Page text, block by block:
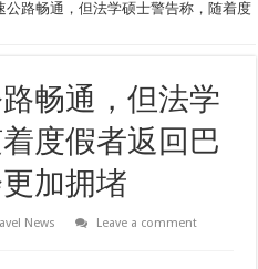
公路畅通，但法学硕士警告称，随着度
畅通，但法学
度假者返回巴
加拥堵
News
Leave a comment